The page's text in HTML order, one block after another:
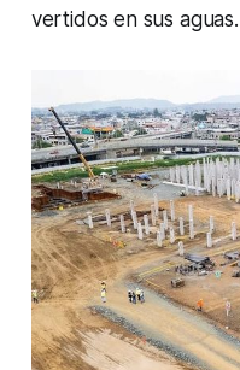
vertidos en sus aguas.